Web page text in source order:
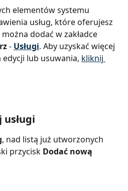
elementów systemu
usług, które oferujesz
dodać w zakładce
- Usługi. Aby uzyskać więcej
lub usuwania, kliknij
, nad listą już utworzonych
przycisk Dodać nową